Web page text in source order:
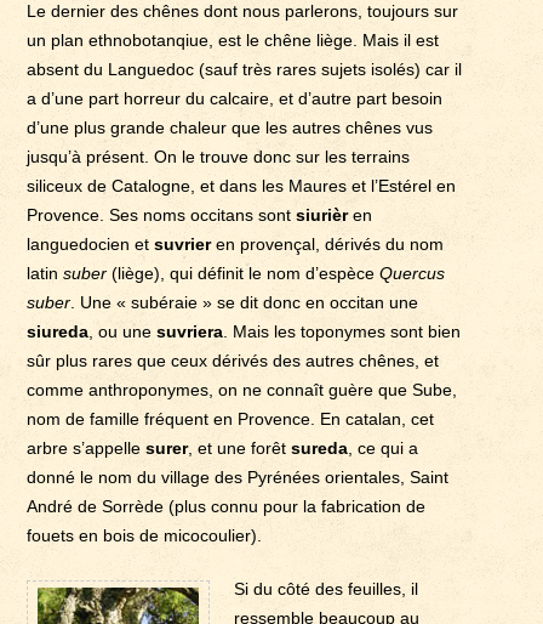
Le dernier des chênes dont nous parlerons, toujours sur
un plan ethnobotanqiue, est le chêne liège. Mais il est
absent du Languedoc (sauf très rares sujets isolés) car il
a d’une part horreur du calcaire, et d’autre part besoin
d’une plus grande chaleur que les autres chênes vus
jusqu’à présent. On le trouve donc sur les terrains
siliceux de Catalogne, et dans les Maures et l’Estérel en
Provence. Ses noms occitans sontsiurièren
languedocien et suvrieren provençal, dérivés du nom
latinsuber (liège), qui définit le nom d’espèceQuercus
suber . Une « subéraie » se dit donc en occitan une
siureda , ou unesuvriera . Mais les toponymes sont bien
sûr plus rares que ceux dérivés des autres chênes, et
comme anthroponymes, on ne connaît guère que Sube,
nom de famille fréquent en Provence. En catalan, cet
arbre s’appellesurer, et une forêtsureda , ce qui a
donné le nom du village des Pyrénées orientales, Saint
André de Sorrède (plus connu pour la fabrication de
fouets en bois de micocoulier).
Si du côté des feuilles, il
ressemble beaucoup au